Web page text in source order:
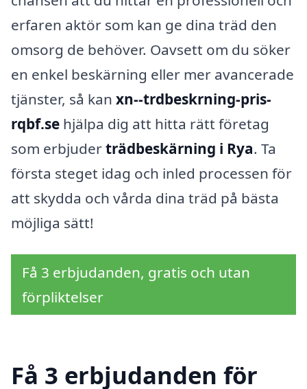
erfaren aktör som kan ge dina träd den
omsorg de behöver. Oavsett om du söker
en enkel beskärning eller mer avancerade
tjänster, så kan xn--trdbeskrning-pris-
rqbf.se hjälpa dig att hitta rätt företag
som erbjuderträdbeskärning i Rya. Ta
första steget idag och inled processen för
att skydda och vårda dina träd på bästa
möjliga sätt!
Få 3 erbjudanden, gratis och utan
förpliktelser
Få 3 erbjudanden för